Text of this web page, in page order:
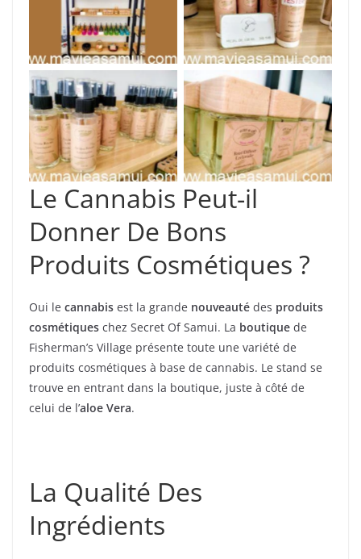
Huiles essentielles
citronnelle
Huile faciale senteur
Palmarosa
Diffuseur senteur
Lilawadee
Le Cannabis Peut-il
Donner De Bons
Produits Cosmétiques ?
Oui le cannabis est la grande nouveauté des produits
cosmétiques chez Secret Of Samui. La boutique de
Fisherman’s Village présente toute une variété de
produits cosmétiques à base de cannabis. Le stand se
trouve en entrant dans la boutique, juste à côté de
celui de l’aloe Vera.
La Qualité Des
Ingrédients